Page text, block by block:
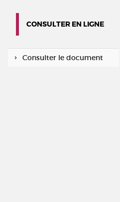
CONSULTER EN LIGNE
Consulter le document